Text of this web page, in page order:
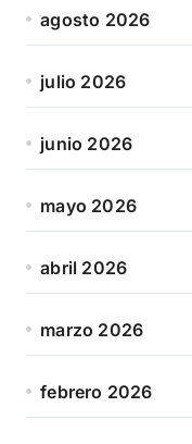
agosto 2026
julio 2026
junio 2026
mayo 2026
abril 2026
marzo 2026
febrero 2026